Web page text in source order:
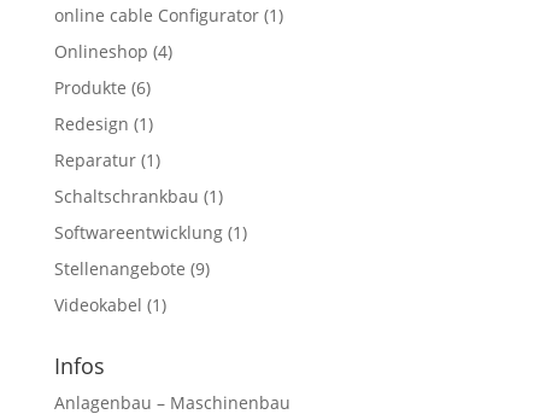
online cable Configurator(1)
Onlineshop (4)
Produkte (6)
Redesign (1)
Reparatur(1)
Schaltschrankbau (1)
Softwareentwicklung(1)
Stellenangebote (9)
Videokabel (1)
Infos
Anlagenbau – Maschinenbau